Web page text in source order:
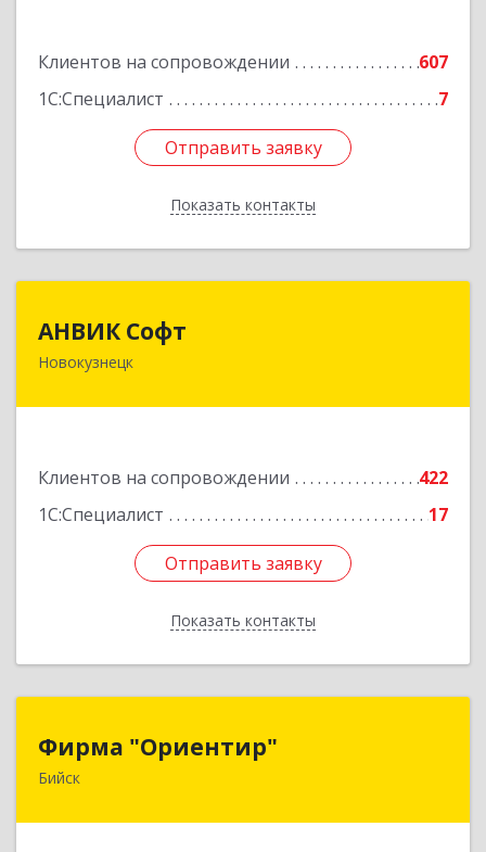
Клиентов на сопровождении
607
1С:Специалист
7
Отправить заявку
Показать контакты
Отправить заявку
Назад
АНВИК Софт
Новокузнецк
Клиентов на сопровождении
422
1С:Специалист
17
Отправить заявку
Показать контакты
654079, Кемеровская область - Кузбасс,
Отправить заявку
Назад
Фирма "Ориентир"
Бийск
659300, Алтайский край, Бийск г, Сергея Кирова